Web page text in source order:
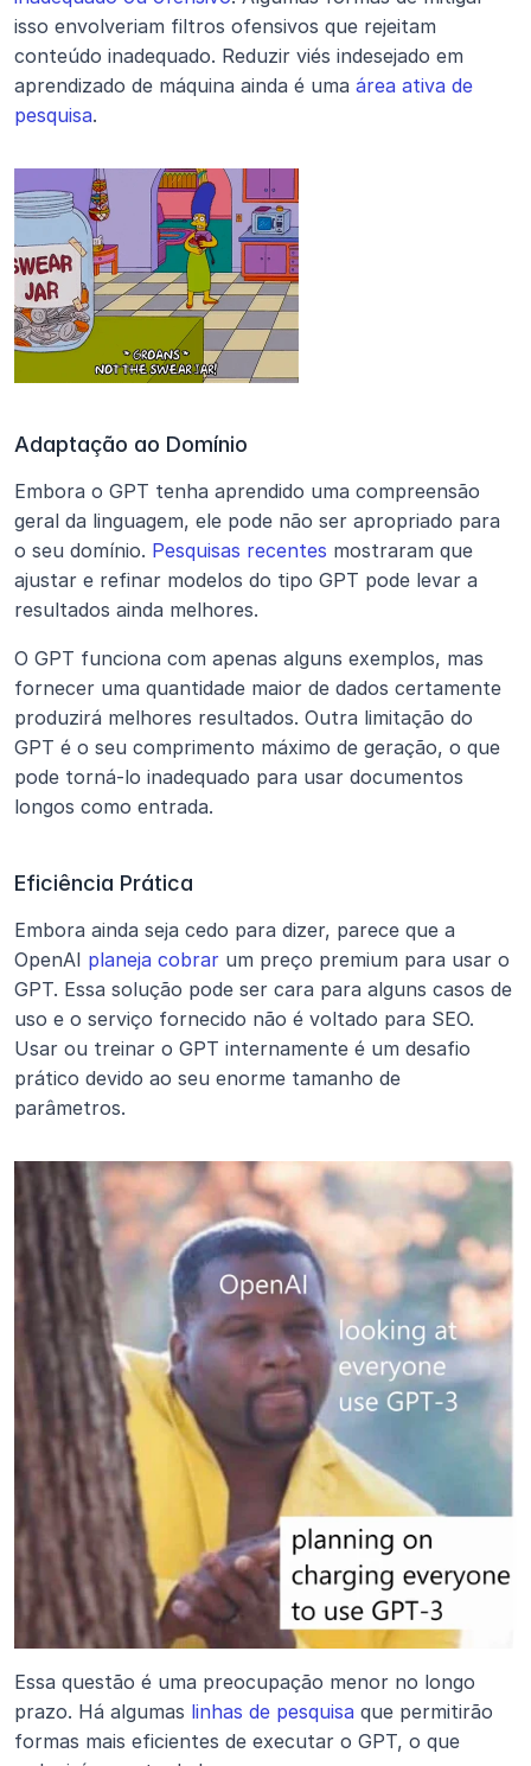
isso envolveriam filtros ofensivos que rejeitam
conteúdo inadequado. Reduzir viés indesejado em
aprendizado de máquina ainda é uma área ativa de
pesquisa.
Adaptação ao Domínio
Embora o GPT tenha aprendido uma compreensão
geral da linguagem, ele pode não ser apropriado para
o seu domínio. Pesquisas recentes mostraram que
ajustar e refinar modelos do tipo GPT pode levar a
resultados ainda melhores.
O GPT funciona com apenas alguns exemplos, mas
fornecer uma quantidade maior de dados certamente
produzirá melhores resultados. Outra limitação do
GPT é o seu comprimento máximo de geração, o que
pode torná-lo inadequado para usar documentos
longos como entrada.
Eficiência Prática
Embora ainda seja cedo para dizer, parece que a
OpenAI planeja cobrar um preço premium para usar o
GPT. Essa solução pode ser cara para alguns casos de
uso e o serviço fornecido não é voltado para SEO.
Usar ou treinar o GPT internamente é um desafio
prático devido ao seu enorme tamanho de
parâmetros.
Essa questão é uma preocupação menor no longo
prazo. Há algumas linhas de pesquisa que permitirão
formas mais eficientes de executar o GPT, o que